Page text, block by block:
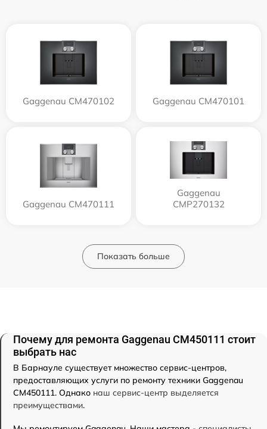
Gaggenau CM470102 Gaggenau CM470101
Gaggenau CM470111
Gaggenau
CMP270132
Показать больше
Почему для ремонта Gaggenau CM450111 стоит
выбрать нас
В Барнауле существует множество сервис-центров,
предоставляющих услуги по ремонту техники Gaggenau
CM450111. Однако наш сервис-центр выделяется
преимуществами.